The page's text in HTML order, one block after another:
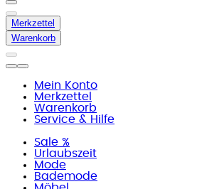
Merkzettel
Warenkorb
Mein Konto
Merkzettel
Warenkorb
Service & Hilfe
Sale %
Urlaubszeit
Mode
Bademode